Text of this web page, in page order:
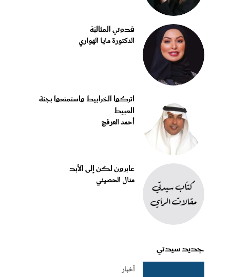
قدوتي المثاليّة
الدكتورة مايا الهواري
اتركوا الخرابيط واستمتعوا بجنة
العبيط
أحمد العرفج
عابرون لكن إلى الأبد
منال الحصيني
جديد سيدتي
أخبار